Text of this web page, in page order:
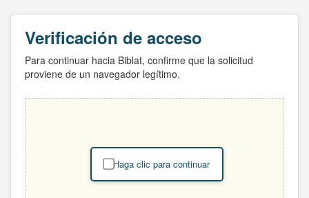
Verificación de acceso
Para continuar hacia Biblat, confirme que la solicitud
proviene de un navegador legítimo.
Haga clic para continuar